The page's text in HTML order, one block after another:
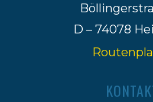
D – 74078